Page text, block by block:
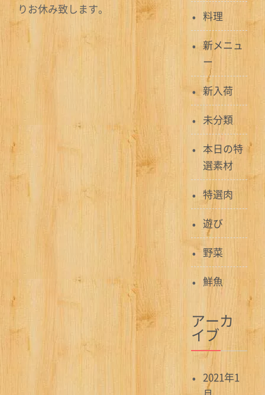
りお休み致します。
料理
新メニュ
ー
新入荷
未分類
本日の特
選素材
特選肉
遊び
野菜
鮮魚
アーカ
イブ
2021年1